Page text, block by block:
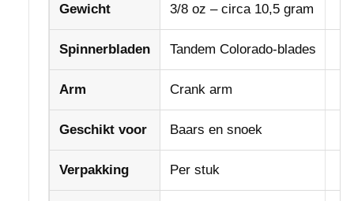
Gewicht 3/8 oz – circa 10,5 gram
Spinnerbladen Tandem Colorado-blades
Arm Crank arm
Geschikt voor Baars en snoek
Verpakking Per stuk